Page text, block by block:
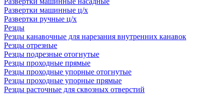
Развертки машинные ц/х
Развертки ручные ц/х
Резцы
Резцы канавочные для нарезания внутренних канавок
Резцы отрезные
Резцы подрезные отогнутые
Резцы проходные прямые
Резцы проходные упорные отогнутые
Резцы проходные упорные прямые
Резцы расточные для сквозных отверстий